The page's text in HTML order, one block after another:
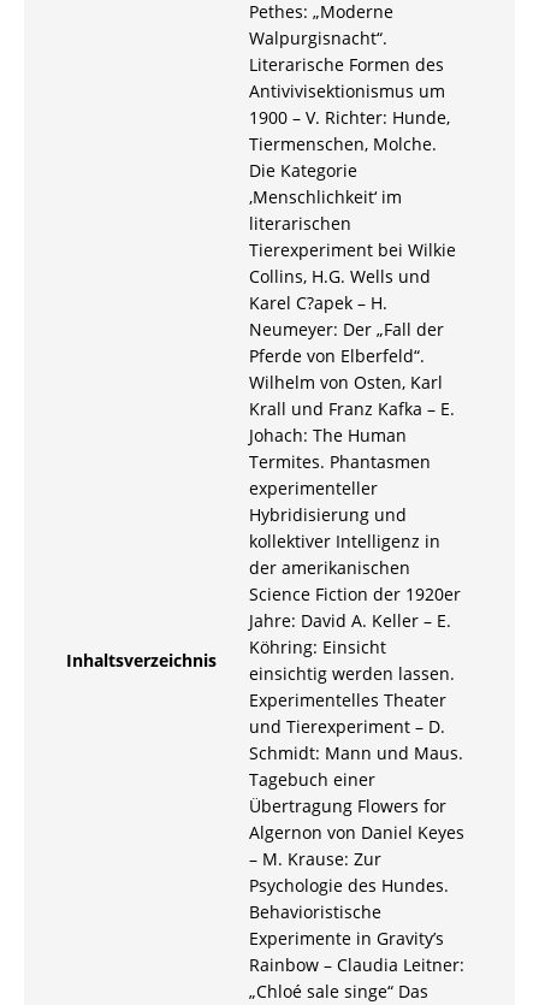
Inhaltsverzeichnis
Pethes: „Moderne
Walpurgisnacht“.
Literarische Formen des
Antivivisektionismus um
1900 – V. Richter: Hunde,
Tiermenschen, Molche.
Die Kategorie
‚Menschlichkeit‘ im
literarischen
Tierexperiment bei Wilkie
Collins, H.G. Wells und
Karel C?apek – H.
Neumeyer: Der „Fall der
Pferde von Elberfeld“.
Wilhelm von Osten, Karl
Krall und Franz Kafka – E.
Johach: The Human
Termites. Phantasmen
experimenteller
Hybridisierung und
kollektiver Intelligenz in
der amerikanischen
Science Fiction der 1920er
Jahre: David A. Keller – E.
Köhring: Einsicht
einsichtig werden lassen.
Experimentelles Theater
und Tierexperiment – D.
Schmidt: Mann und Maus.
Tagebuch einer
Übertragung Flowers for
Algernon von Daniel Keyes
– M. Krause: Zur
Psychologie des Hundes.
Behavioristische
Experimente in Gravity’s
Rainbow – Claudia Leitner:
„Chloé sale singe“ Das